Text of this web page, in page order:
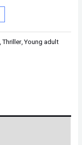
,Thriller,Young adult